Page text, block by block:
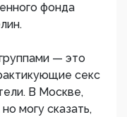
фонда
— это
секс
В Москве,
могу сказать,